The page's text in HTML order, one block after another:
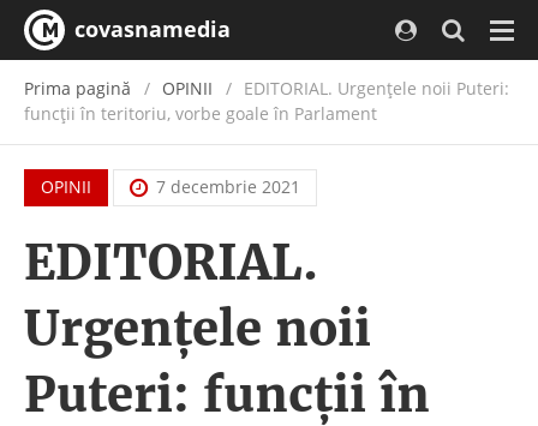
covasnamedia
Prima pagină OPINII
EDITORIAL. Urgenţele noii Puteri:
funcţii în teritoriu, vorbe goale în Parlament
OPINII 7 decembrie 2021
EDITORIAL.
Urgenţele noii
Puteri: funcţii în